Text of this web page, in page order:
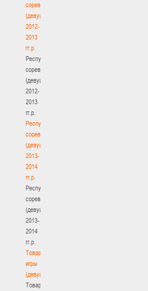
соревнования
(девушки)
2012-
2013
гг.р.
Республиканские
соревнования
(девушки)
2012-
2013
гг.р.
Республиканские
соревнования
(девушки)
2013-
2014
гг.р.
Республиканские
соревнования
(девушки)
2013-
2014
гг.р.
Товарищеские
игры
(девушки)
Товарищеские